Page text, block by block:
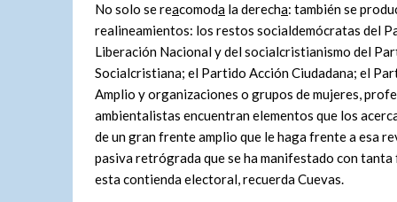
No solo se reacomoda la derecha: también se
realineamientos: los restos socialdemócratas del
Liberación Nacional y del socialcristianismo del
Socialcristiana; el Partido Acción Ciudadana; el
Amplio y organizaciones o grupos de mujeres,
ambientalistas encuentran elementos que los
de un gran frente amplio que le haga frente a esa
pasiva retrógrada que se ha manifestado con tanta
esta contienda electoral, recuerda Cuevas.